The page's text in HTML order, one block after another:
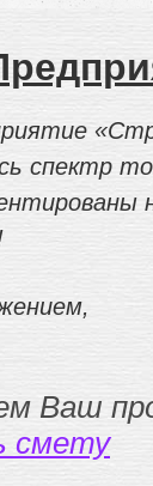
спектр
Ваш
смету